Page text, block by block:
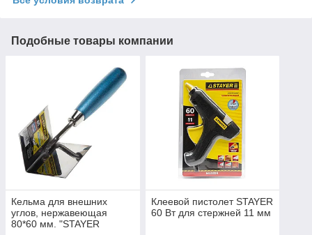
Подобные товары компании
Кельма для внешних
углов, нержавеющая
80*60 мм. "STAYER
Клеевой пистолет STAYER
60 Вт для стержней 11 мм